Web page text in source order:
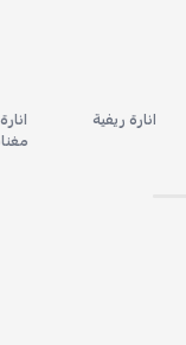
انارة ريفية
انارة